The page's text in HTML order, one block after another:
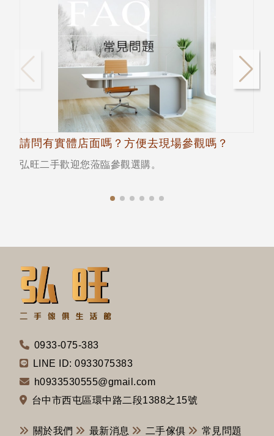
請問有實體店面嗎？方便去現場參觀嗎？
弘旺二手歡迎您蒞臨參觀選購。
0933-075-383
LINE ID: 0933075383
h0933530555@gmail.com
台中市西屯區環中路二段1388之15號
關於我們 最新消息 二手傢俱 常見問題